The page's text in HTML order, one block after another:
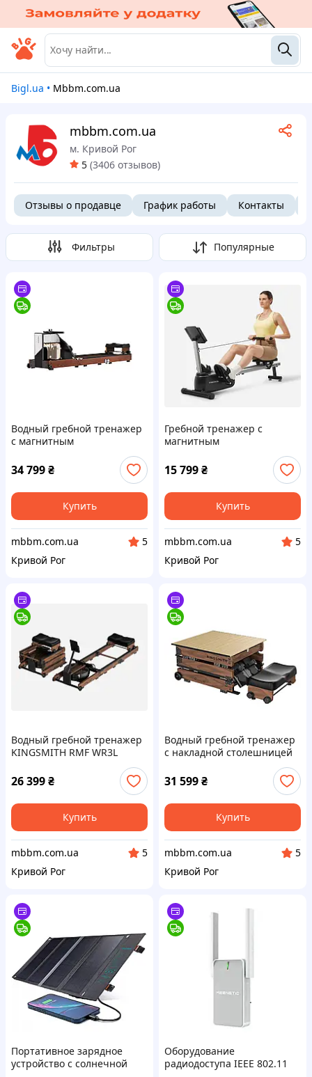
Bigl.ua • mbbm.com.ua
mbbm.com.ua
м. Кривой Рог
5 (3406 отзывов)
Отзывы о продавце График работы Контакты
Фильтры Популярные
Водный гребной тренажер
с магнитным
системой тройной сборки
KINGSMITH RMWM10F цвет
красный дуб WM10 RED
OAK (Цвет
34 799₴
Купить
mbbm.com.ua
5
Кривой Рог
Гребной тренажер с
магнитным
KINGSMIТH RW001 CJRW001
15 799₴
Купить
mbbm.com.ua
5
Кривой Рог
Водный гребной тренажер
KINGSMITH RMF WR3L
26 399₴
Купить
mbbm.com.ua
5
Кривой Рог
Водный гребной тренажер
с накладной столешницей
BUNDLE CJWRL3&TABLE
31 599₴
Купить
mbbm.com.ua
5
Кривой Рог
Портативное зарядное
устройство с солнечной
Оборудование
радиодоступа ІЕЕЕ 802.11